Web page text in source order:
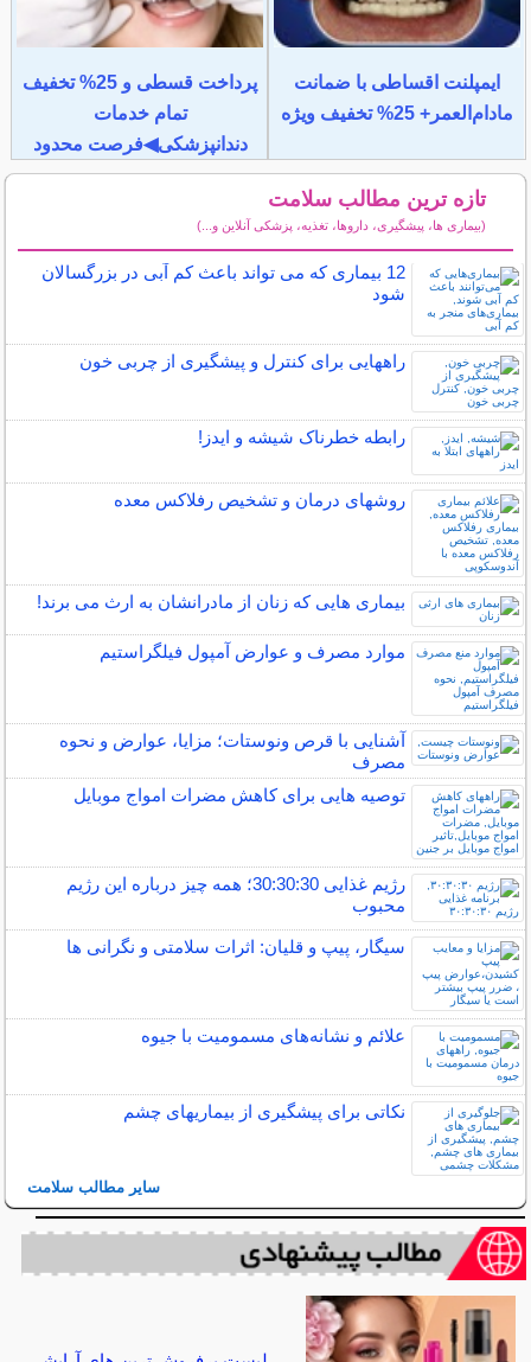
ایمپلنت اقساطی با ضمانت
مادام‌العمر+ 25% تخفیف ویژه
پرداخت قسطی و 25% تخفیف
تمام خدمات
دندانپزشکی◀فرصت محدود
تازه ترین مطالب سلامت
(بیماری ها، پیشگیری، داروها، تغذیه، پزشکی آنلاین و...)
12 بیماری که می تواند باعث کم آبی در بزرگسالان
شود
راههایی برای کنترل و پیشگیری از چربی خون
رابطه خطرناک شیشه و ایدز!
روشهای درمان و تشخیص رفلاکس معده
بیماری هایی که زنان از مادرانشان به ارث می برند!
موارد مصرف و عوارض آمپول فیلگراستیم
آشنایی با قرص ونوستات؛ مزایا، عوارض و نحوه
مصرف
توصیه هایی برای کاهش مضرات امواج موبایل
رژیم غذایی 30:30:30؛ همه چیز درباره این رژیم
محبوب
سیگار، پیپ و قلیان: اثرات سلامتی و نگرانی ها
علائم و نشانه‌های مسمومیت با جیوه
نکاتی برای پیشگیری از بیماریهای چشم
سایر مطالب سلامت